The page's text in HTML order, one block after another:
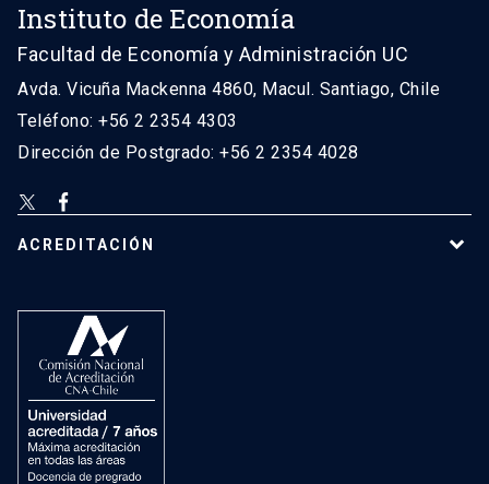
Instituto de Economía
Facultad de Economía y Administración UC
Avda. Vicuña Mackenna 4860, Macul. Santiago, Chile
Teléfono: +56 2 2354 4303
Dirección de Postgrado: +56 2 2354 4028
ACREDITACIÓN